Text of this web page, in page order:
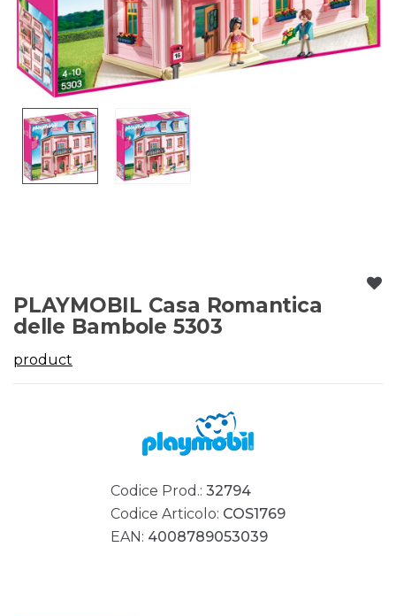
PLAYMOBIL Casa Romantica
delle Bambole 5303
product
Codice Prod.: 32794
Codice Articolo: COS1769
EAN: 4008789053039